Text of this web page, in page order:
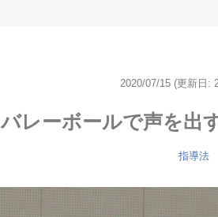
2020/07/15 (更新日:
バレーボールで声を出
指導法